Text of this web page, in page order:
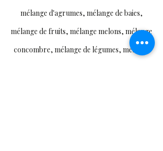
mélange d'agrumes, mélange de baies,
mélange de fruits, mélange melons, mélange
concombre, mélange de légumes, mélange